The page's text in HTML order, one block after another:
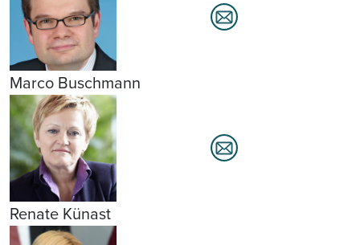
Marco Buschmann
Renate Künast